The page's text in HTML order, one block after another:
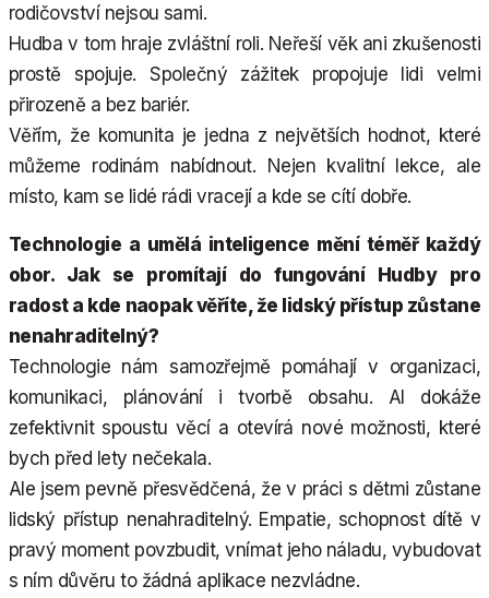
rodičovství nejsou sami.
Hudba v tom hraje zvláštní roli. Neřeší věk ani zkušenosti
prostě spojuje. Společný zážitek propojuje lidi velmi
přirozeně a bez bariér.
Věřím, že komunita je jedna z největších hodnot, které
můžeme rodinám nabídnout. Nejen kvalitní lekce, ale
místo, kam se lidé rádi vracejí a kde se cítí dobře.
Technologie a umělá inteligence mění téměř každý
obor. Jak se promítají do fungování Hudby pro
radost a kde naopak věříte, že lidský přístup zůstane
nenahraditelný?
Technologie nám samozřejmě pomáhají v organizaci,
komunikaci, plánování i tvorbě obsahu. AI dokáže
zefektivnit spoustu věcí a otevírá nové možnosti, které
bych před lety nečekala.
Ale jsem pevně přesvědčená, že v práci s dětmi zůstane
lidský přístup nenahraditelný. Empatie, schopnost dítě v
pravý moment povzbudit, vnímat jeho náladu, vybudovat
s ním důvěru to žádná aplikace nezvládne.